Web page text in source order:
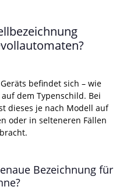
befindet sich – wie
dem Typenschild. Bei
dieses je nach Modell auf
oder in selteneren Fällen
Bezeichnung für